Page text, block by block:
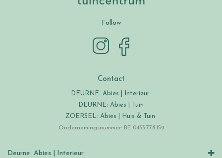
Follow
Contact
DEURNE: Abies | Interieur
DEURNE: Abies | Tuin
ZOERSEL: Abies | Huis & Tuin
Ondernemingsnummer: BE 0433.778.159
Deurne: Abies | Interieur